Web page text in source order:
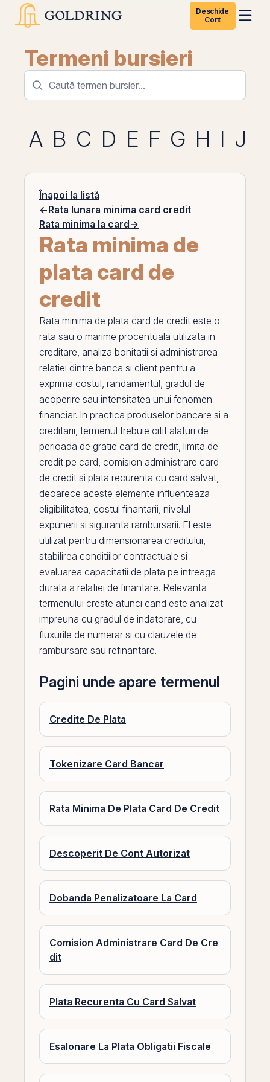
Deschide
Cont
Termeni bursieri
A B C D E F G H I J
Înapoi la listă
←Rata lunara minima card credit
Rata minima la card→
Rata minima de
plata card de
credit
Rata minima de plata card de credit este o
rata sau o marime procentuala utilizata in
creditare, analiza bonitatii si administrarea
relatiei dintre banca si client pentru a
exprima costul, randamentul, gradul de
acoperire sau intensitatea unui fenomen
financiar. In practica produselor bancare si a
creditarii, termenul trebuie citit alaturi de
perioada de gratie card de credit, limita de
credit pe card, comision administrare card
de credit si plata recurenta cu card salvat,
deoarece aceste elemente influenteaza
eligibilitatea, costul finantarii, nivelul
expunerii si siguranta rambursarii. El este
utilizat pentru dimensionarea creditului,
stabilirea conditiilor contractuale si
evaluarea capacitatii de plata pe intreaga
durata a relatiei de finantare. Relevanta
termenului creste atunci cand este analizat
impreuna cu gradul de indatorare, cu
fluxurile de numerar si cu clauzele de
rambursare sau refinantare.
Pagini unde apare termenul
Credite De Plata
Tokenizare Card Bancar
Rata Minima De Plata Card De Credit
Descoperit De Cont Autorizat
Dobanda Penalizatoare La Card
Comision Administrare Card De Cre
dit
Plata Recurenta Cu Card Salvat
Esalonare La Plata Obligatii Fiscale